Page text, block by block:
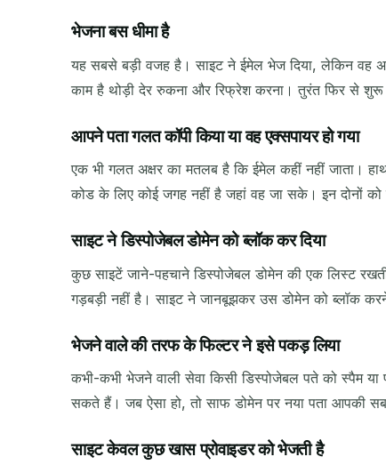
प्रेषक
भेजना बस धीमा है
यह सबसे बड़ी वजह है। साइट ने ईमेल भेज दिया, लेकिन वह
काम है थोड़ी देर रुकना और रिफ्रेश करना। तुरंत फिर से
आपने पता गलत कॉपी किया या वह एक्सपायर हो गया
एक भी गलत अक्षर का मतलब है कि ईमेल कहीं नहीं जाता।
कोड के लिए कोई जगह नहीं है जहां वह जा सके। इन दोनों
साइट ने डिस्पोजेबल डोमेन को ब्लॉक कर दिया
कुछ साइटें जाने-पहचाने डिस्पोजेबल डोमेन की एक लिस्ट
गड़बड़ी नहीं है। साइट ने जानबूझकर उस डोमेन को ब्लॉक
भेजने वाले की तरफ के फिल्टर ने इसे पकड़ लिया
कभी-कभी भेजने वाली सेवा किसी डिस्पोजेबल पते को स्पैम
सकते हैं। जब ऐसा हो, तो साफ डोमेन पर नया पता आपकी
साइट केवल कुछ खास प्रोवाइडर को भेजती है